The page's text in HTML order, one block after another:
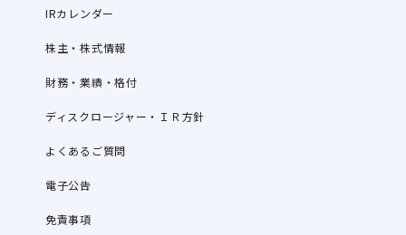
IRカレンダー
株主・株式情報
財務・業績・格付
ディスクロージャー・ＩＲ方針
よくあるご質問
電子公告
免責事項